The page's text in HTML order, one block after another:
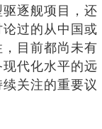
逐舰项目，还
过的从中国或
目前都尚未有
代化水平的远
关注的重要议